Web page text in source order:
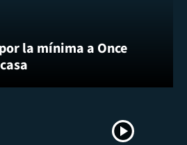
la mínima a Once